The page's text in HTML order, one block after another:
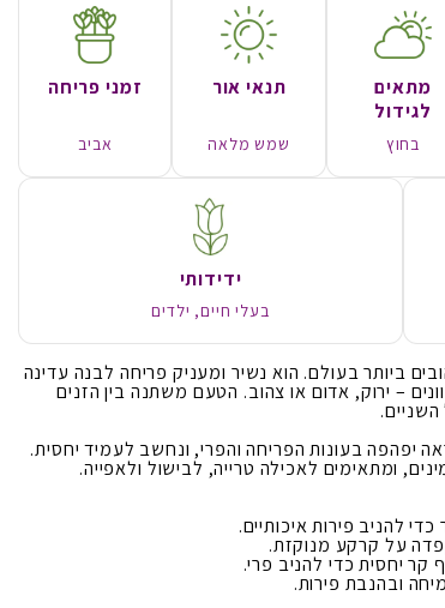
מתאים
לגידול
בחוץ
תנאי אור
שמש מלאה
זמני פריחה
אביב
ידידותי
בעלי חיים, ילדים
ביותר בעולם. הוא נשיר ומעניק פריחה לבנה עדינה
– ירוק, אדום או צהוב. הטעם משתנה בין הזנים
יפהפה בעונות הפריחה והפרי, ונחשב לעמיד יחסית.
ומתאימים לאכילה טרייה, לבישול ולאפייה.
להניב פירות איכותיים.
על קרקע מנוקזת.
יחסית כדי להניב פרי.
ובהנבת פירות.